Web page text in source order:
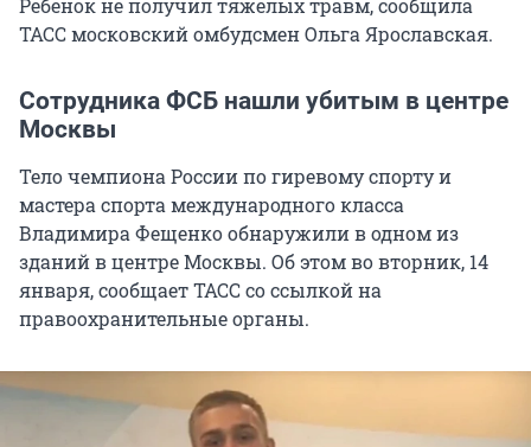
ТАСС московский омбудсмен Ольга Ярославская.
Сотрудника ФСБ нашли убитым в центре
Москвы
Тело чемпиона России по гиревому спорту и
мастера спорта международного класса
Владимира Фещенко обнаружили в одном из
зданий в центре Москвы. Об этом во вторник, 14
января, сообщает ТАСС со ссылкой на
правоохранительные органы.